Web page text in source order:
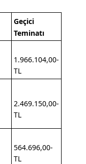
Geçici
Teminatı
1.966.104,00-
TL
2.469.150,00-
TL
564.696,00-
TL